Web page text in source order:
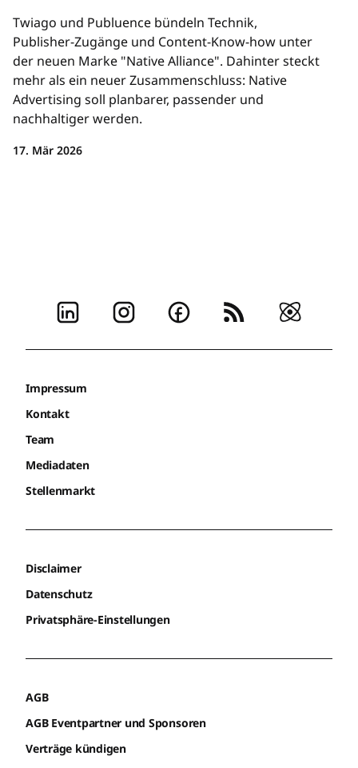
Twiago und Publuence bündeln Technik,
Publisher-Zugänge und Content-Know-how unter
der neuen Marke "Native Alliance". Dahinter steckt
mehr als ein neuer Zusammenschluss: Native
Advertising soll planbarer, passender und
nachhaltiger werden.
17. Mär 2026
Impressum
Kontakt
Team
Mediadaten
Stellenmarkt
Disclaimer
Datenschutz
Privatsphäre-Einstellungen
AGB
AGB Eventpartner und Sponsoren
Verträge kündigen